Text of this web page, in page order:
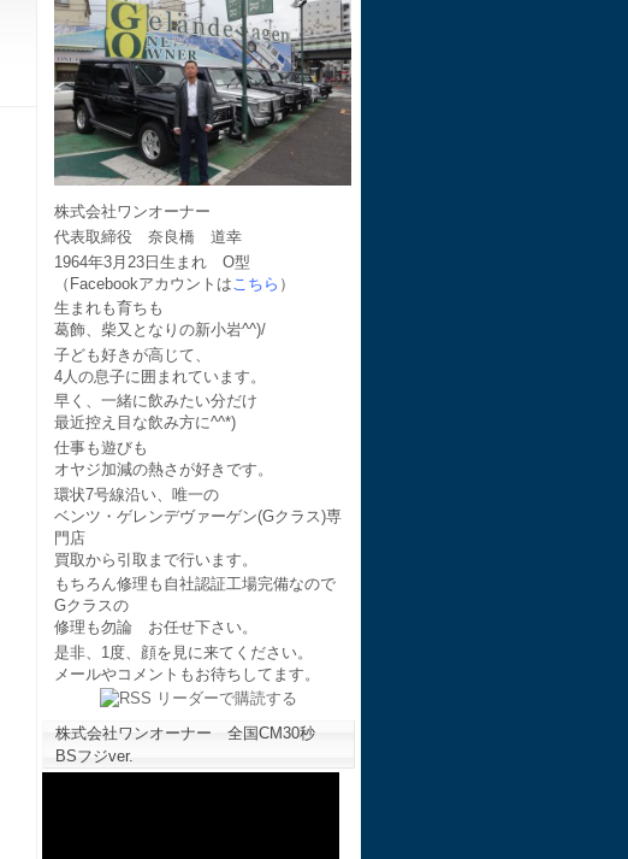
株式会社ワンオーナー
代表取締役 奈良橋 道幸
1964年3月23日生まれ O型
（Facebookアカウントは こちら ）
生まれも育ちも
葛飾、柴又となりの新小岩^^)/
子ども好きが高じて、
4人の息子に囲まれています。
早く、一緒に飲みたい分だけ
最近控え目な飲み方に^^*)
仕事も遊びも
オヤジ加減の熱さが好きです。
環状7号線沿い、唯一の
ベンツ・ゲレンデヴァーゲン(Gクラス)専
門店
買取から引取まで行います。
もちろん修理も自社認証工場完備なので
Gクラスの
修理も勿論 お任せ下さい。
是非、1度、顔を見に来てください。
メールやコメントもお待ちしてます。
株式会社ワンオーナー 全国CM30秒
BSフジver.